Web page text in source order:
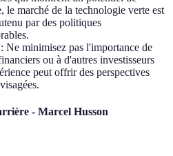
le marché de la technologie verte est
par des politiques
: Ne minimisez pas l'importance de
ou à d'autres investisseurs
peut offrir des perspectives
- Marcel Husson